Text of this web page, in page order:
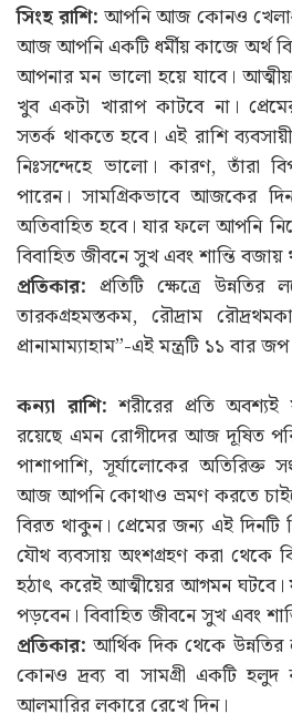
সিংহ রাশি: আপনি আজ কোনও
আজ আপনি একটি ধর্মীয় কাজে অর্থ
আপনার মন ভালো হয়ে যাবে।
খুব একটা খারাপ কাটবে না।
সতর্ক থাকতে হবে। এই রাশি
নিঃসন্দেহে ভালো। কারণ, তাঁরা
পারেন। সামগ্রিকভাবে আজকের
অতিবাহিত হবে। যার ফলে আপনি
বিবাহিত জীবনে সুখ এবং শান্তি বজায়
প্রতিকার: প্রতিটি ক্ষেত্রে উন্নতির
তারকগ্রহমস্তকম, রৌদ্রাম
প্রানামাম্যাহাম”-এই মন্ত্রটি ১১ বার
কন্যা রাশি: শরীরের প্রতি
রয়েছে এমন রোগীদের আজ দূষিত
পাশাপাশি, সূর্যালোকের অতিরিক্ত
আজ আপনি কোথাও ভ্রমণ করতে
বিরত থাকুন। প্রেমের জন্য এই
যৌথ ব্যবসায় অংশগ্রহণ করা থেকে
হঠাৎ করেই আত্মীয়ের আগমন ঘটবে।
পড়বেন। বিবাহিত জীবনে সুখ এবং
প্রতিকার: আর্থিক দিক থেকে
কোনও দ্রব্য বা সামগ্রী একটি
আলমারির লকারে রেখে দিন।